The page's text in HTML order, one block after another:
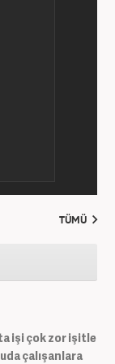
TÜMÜ
işi çok zor işitle
çalışanlara